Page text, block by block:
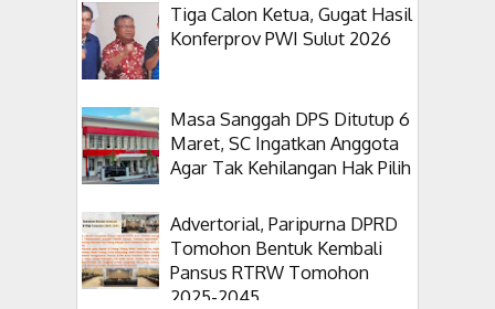
Tiga Calon Ketua, Gugat Hasil
Konferprov PWI Sulut 2026
Masa Sanggah DPS Ditutup 6
Maret, SC Ingatkan Anggota
Agar Tak Kehilangan Hak Pilih
Advertorial, Paripurna DPRD
Tomohon Bentuk Kembali
Pansus RTRW Tomohon
2025-2045